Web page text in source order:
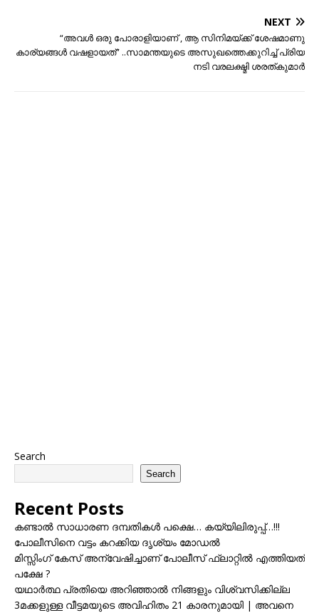
NEXT
“അവൾ ഒരു പോരാളിയാണ് , ആ സിനിമയ്ക്ക് ശേഷമാണു
കാര്യങ്ങൾ വഷളായത്” ..സാമന്തയുടെ അസുഖത്തെക്കുറിച്ച് പ്രിയ
നടി വരലക്ഷ്മി ശരത്കുമാർ
Search
Search
Recent Posts
കണ്ടാൽ സാധാരണ ദമ്പതികൾ പക്ഷെ… കയ്യിലിരുപ്പ്…!!!
പോലീസിനെ വട്ടം കറക്കിയ ദൃശ്യം മോഡല്‍
മിസ്സിംഗ് കേസ് അന്വേഷിച്ചാണ് പോലീസ് ഫ്ലാറ്റിൽ എത്തിയത്
പക്ഷേ ?
യഥാർത്ഥ പ്രതിയെ അറിഞ്ഞാൽ നിങ്ങളും വിശ്വസിക്കില്ല
3മക്കളുള്ള വീട്ടമയുടെ അവിഹിതം 21 കാരനുമായി | അവനെ